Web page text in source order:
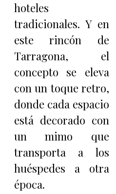
hoteles
tradicionales. Y en
este rincón de
Tarragona, el
concepto se eleva
con un toque retro,
donde cada espacio
está decorado con
un mimo que
transporta a los
huéspedes a otra
época.